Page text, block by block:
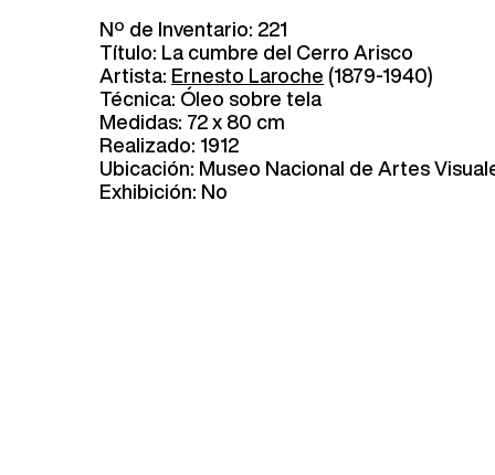
Nº de Inventario: 221
Título: La cumbre del Cerro Arisco
Artista: Ernesto Laroche (1879-1940)
Técnica: Óleo sobre tela
Medidas: 72 x 80 cm
Realizado: 1912
Ubicación: Museo Nacional de Artes
Exhibición: No